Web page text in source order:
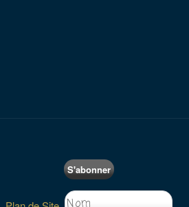
S'abonner